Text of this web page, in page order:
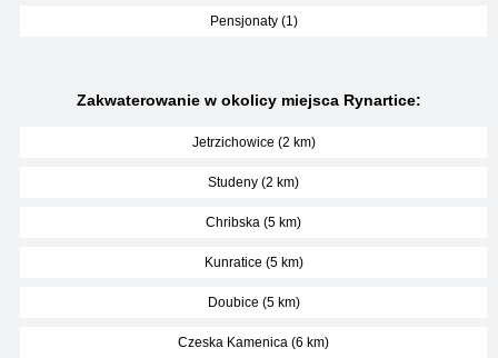
Pensjonaty (1)
Zakwaterowanie w okolicy miejsca Rynartice:
Jetrzichowice (2 km)
Studeny (2 km)
Chribska (5 km)
Kunratice (5 km)
Doubice (5 km)
Czeska Kamenica (6 km)